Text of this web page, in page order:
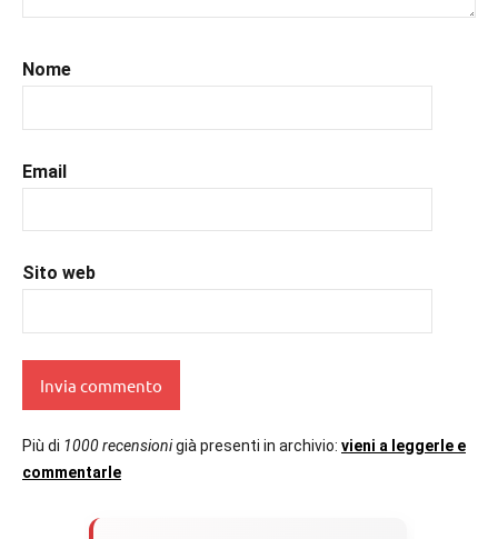
#prossimeuscitelibri
#romance,
#uncuoretrailibri
Nome
Email
Sito web
Più di 1000 recensionigià presenti in archivio: vieni a leggerle e
commentarle